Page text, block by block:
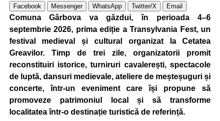
Facebook Messenger WhatsApp Twitter/X Email
Comuna Gârbova va găzdui, în perioada 4–6
septembrie 2026, prima ediție a Transylvania Fest, un
festival medieval și cultural organizat la Cetatea
Greavilor. Timp de trei zile, organizatorii promit
reconstituiri istorice, turniruri cavalerești, spectacole
de luptă, dansuri medievale, ateliere de meșteșuguri și
concerte, într-un eveniment care își propune să
promoveze patrimoniul local și să transforme
localitatea într-o destinație turistică de referință.